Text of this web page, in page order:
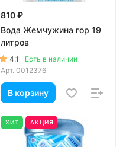
810 ₽
Вода Жемчужина гор 19
литров
4.1
Есть в наличии
Арт. 0012376
В корзину
ХИТ АКЦИЯ